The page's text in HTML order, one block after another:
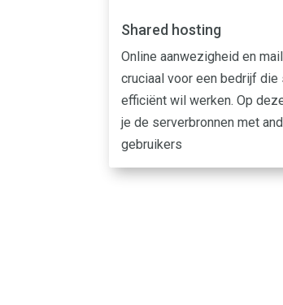
Shared hosting
Online aanwezigheid en
cruciaal voor een bedrijf die
efficiënt wil werken. Op
je de serverbronnen met
gebruikers